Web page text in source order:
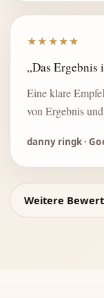
★★★★★
„Das Ergebnis
Eine klare
von Ergebnis
danny ringk ·
Weitere